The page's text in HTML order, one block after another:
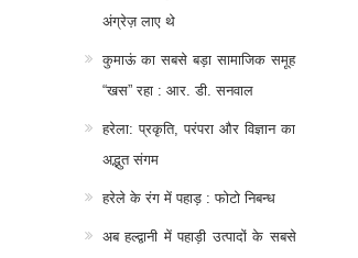
अंग्रेज़ लाए थे
कुमाऊं का सबसे बड़ा सामाजिक समूह
“खस” रहा : आर. डी. सनवाल
हरेला: प्रकृति, परंपरा और विज्ञान का
अद्भुत संगम
हरेले के रंग में पहाड़ : फोटो निबन्ध
अब हल्द्वानी में पहाड़ी उत्पादों के सबसे